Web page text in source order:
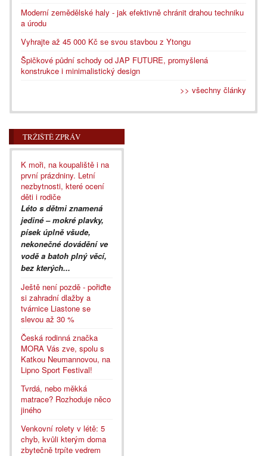
Moderní zemědělské haly - jak efektivně chránit drahou techniku
a úrodu
Vyhrajte až 45 000 Kč se svou stavbou z Ytongu
Špičkové půdní schody od JAP FUTURE, promyšlená
konstrukce i minimalistický design
>> všechny články
TRŽIŠTĚ ZPRÁV
K moři, na koupaliště i na
první prázdniny. Letní
nezbytnosti, které ocení
děti i rodiče
Léto s dětmi znamená
jediné – mokré plavky,
písek úplně všude,
nekonečné dovádění ve
vodě a batoh plný věcí,
bez kterých...
Ještě není pozdě - pořiďte
si zahradní dlažby a
tvárnice Liastone se
slevou až 30 %
Česká rodinná značka
MORA Vás zve, spolu s
Katkou Neumannovou, na
Lipno Sport Festival!
Tvrdá, nebo měkká
matrace? Rozhoduje něco
jiného
Venkovní rolety v létě: 5
chyb, kvůli kterým doma
zbytečně trpíte vedrem